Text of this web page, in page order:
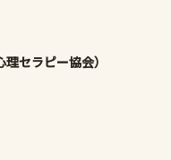
セラピー協会）